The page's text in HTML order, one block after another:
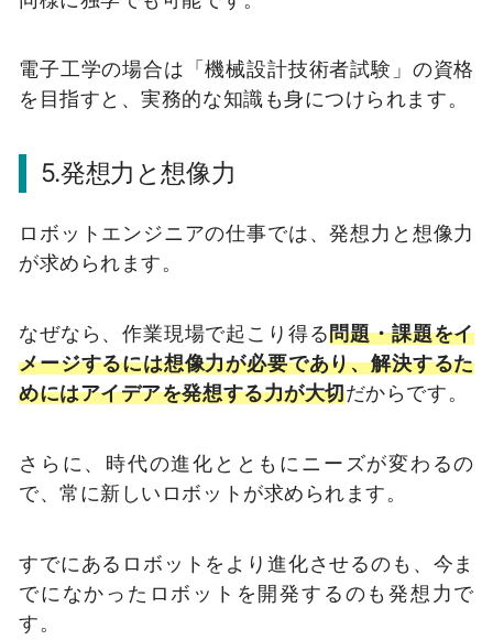
電子工学の場合は「機械設計技術者試験」の資格
を目指すと、実務的な知識も身につけられます。
5.発想力と想像力
ロボットエンジニアの仕事では、発想力と想像力
が求められます。
なぜなら、作業現場で起こり得る問題・課題をイ
メージするには想像力が必要であり、解決するた
めにはアイデアを発想する力が大切だからです。
さらに、時代の進化とともにニーズが変わるの
で、常に新しいロボットが求められます。
すでにあるロボットをより進化させるのも、今ま
でになかったロボットを開発するのも発想力で
す。